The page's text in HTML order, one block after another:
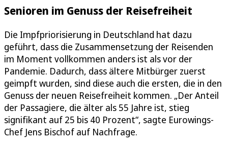
Senioren im Genuss der Reisefreiheit
Die Impfpriorisierung in Deutschland hat dazu
geführt, dass die Zusammensetzung der Reisenden
im Moment vollkommen anders ist als vor der
Pandemie. Dadurch, dass ältere Mitbürger zuerst
geimpft wurden, sind diese auch die ersten, die in den
Genuss der neuen Reisefreiheit kommen. „Der Anteil
der Passagiere, die älter als 55 Jahre ist, stieg
signifikant auf 25 bis 40 Prozent“, sagte Eurowings-
Chef Jens Bischof auf Nachfrage.